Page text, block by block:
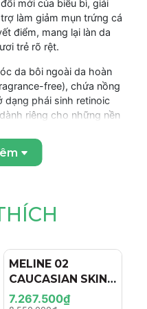
mới của biểu bì, giải
làm giảm mụn trứng cá
điểm, mang lại làn da
trẻ rõ rệt.
da bôi ngoài da hoàn
free), chứa nồng
dạng phái sinh retinoic
riêng cho những nền
bào chết sần sùi, hỗ trợ
dấu hiệu tuổi tác trên
đa quá trình cải thiện
làn da kháng trị hoặc
MELINE 02
CAUCASIAN SKIN
DAY/NIGHT / BỘ
7.267.500₫